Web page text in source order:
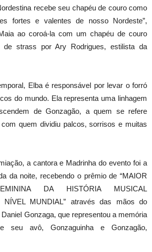
recebe seu chapéu de couro como
fortes e valentes de nosso Nordeste”,
ao coroá-la com um chapéu de couro
de strass por Ary Rodrigues, estilista da
Elba é responsável por levar o forró
do mundo. Ela representa uma linhagem
de Gonzagão, a quem se refere
com quem dividiu palcos, sorrisos e muitas
a cantora e Madrinha do evento foi a
da noite, recebendo o prêmio de “MAIOR
DA HISTÓRIA MUSICAL
NÍVEL MUNDIAL” através das mãos do
Gonzaga, que representou a memória
avô, Gonzaguinha e Gonzagão,